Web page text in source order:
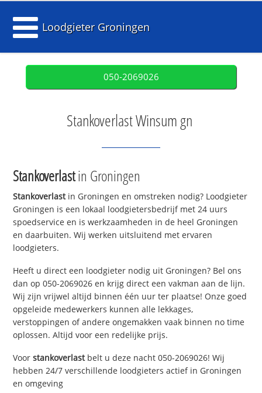
Loodgieter Groningen
050-2069026
Stankoverlast Winsum gn
Stankoverlastin Groningen
Stankoverlastin Groningen en omstreken nodig? Loodgieter
Groningen is een lokaal loodgietersbedrijf met 24 uurs
spoedservice en is werkzaamheden in de heel Groningen
en daarbuiten. Wij werken uitsluitend met ervaren
loodgieters.
Heeft u direct een loodgieter nodig uit Groningen? Bel ons
dan op 050-2069026 en krijg direct een vakman aan de lijn.
Wij zijn vrijwel altijd binnen één uur ter plaatse! Onze goed
opgeleide medewerkers kunnen alle lekkages,
verstoppingen of andere ongemakken vaak binnen no time
oplossen. Altijd voor een redelijke prijs.
Voorstankoverlastbelt u deze nacht 050-2069026! Wij
hebben 24/7 verschillende loodgieters actief in Groningen
en omgeving